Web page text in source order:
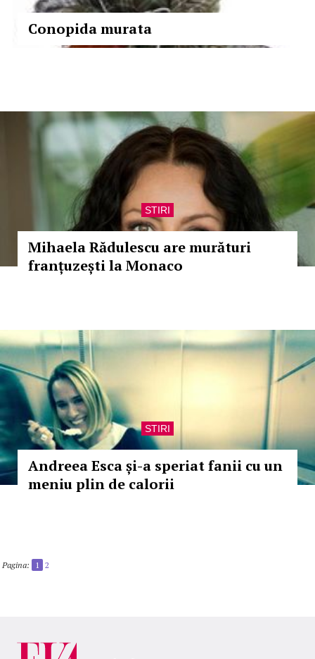
Conopida murata
STIRI
Mihaela Rădulescu are murături
franțuzești la Monaco
STIRI
Andreea Esca și-a speriat fanii cu un
meniu plin de calorii
Pagina: 1 2